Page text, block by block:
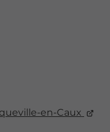
en-Caux